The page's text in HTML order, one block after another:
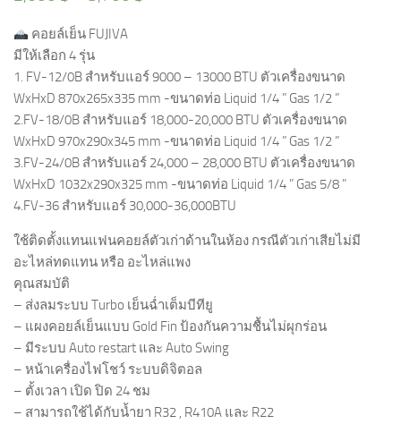
คอยล์เย็น FUJIVA
มีให้เลือก 4 รุ่น
1. FV-12/0B สำหรับแอร์ 9000 – 13000 BTU ตัวเครื่องขนาด
WxHxD 870x265x335 mm -ขนาดท่อ Liquid 1/4 ” Gas 1/2 ”
2.FV-18/0B สำหรับแอร์ 18,000-20,000 BTU ตัวเครื่องขนาด
WxHxD 970x290x345 mm -ขนาดท่อ Liquid 1/4 ” Gas 1/2 ”
3.FV-24/0B สำหรับแอร์ 24,000 – 28,000 BTU ตัวเครื่องขนาด
WxHxD 1032x290x325 mm -ขนาดท่อ Liquid 1/4 ” Gas 5/8 ”
4.FV-36 สำหรับแอร์ 30,000-36,000BTU
ใช้ติดตั้งแทนแฟนคอยล์ตัวเก่าด้านในห้อง กรณีตัวเก่าเสียไม่มี
อะไหล่ทดแทน หรือ อะไหล่แพง
คุณสมบัติ
– ส่งลมระบบ Turbo เย็นฉ่ำเต็มบีทียู
– แผงคอยล์เย็นแบบ Gold Fin ป้องกันความชื้นไม่ผุกร่อน
– มีระบบ Auto restart และ Auto Swing
– หน้าเครื่องไฟโชว์ ระบบดิจิตอล
– ตั้งเวลา เปิด ปิด 24 ชม
– สามารถใช้ได้กับน้ำยา R32 , R410A และ R22